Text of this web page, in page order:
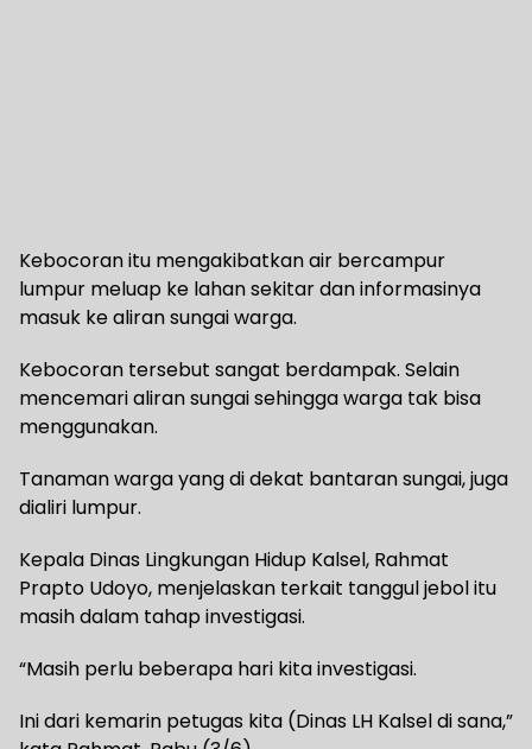
Kebocoran itu mengakibatkan air bercampur
lumpur meluap ke lahan sekitar dan informasinya
masuk ke aliran sungai warga.
Kebocoran tersebut sangat berdampak. Selain
mencemari aliran sungai sehingga warga tak bisa
menggunakan.
Tanaman warga yang di dekat bantaran sungai, juga
dialiri lumpur.
Kepala Dinas Lingkungan Hidup Kalsel, Rahmat
Prapto Udoyo, menjelaskan terkait tanggul jebol itu
masih dalam tahap investigasi.
“Masih perlu beberapa hari kita investigasi.
Ini dari kemarin petugas kita (Dinas LH Kalsel di sana,”